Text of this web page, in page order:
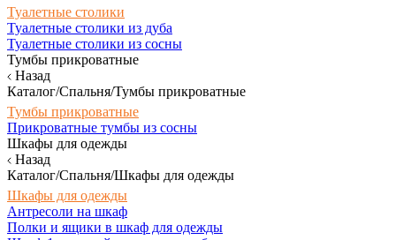
Туалетные столики
Туалетные столики из дуба
Туалетные столики из сосны
Тумбы прикроватные
Назад
Каталог/Спальня/Тумбы прикроватные
Тумбы прикроватные
Прикроватные тумбы из сосны
Шкафы для одежды
Назад
Каталог/Спальня/Шкафы для одежды
Шкафы для одежды
Антресоли на шкаф
Полки и ящики в шкаф для одежды